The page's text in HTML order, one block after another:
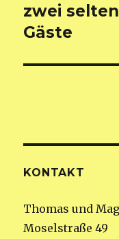
zwei
Gäste
KONTAKT
Thomas und
Moselstraße 49